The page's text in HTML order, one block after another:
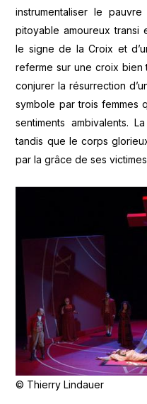
instrumentaliser le
pitoyable amoureux transi
le signe de la Croix et
referme sur une croix
conjurer la résurrection
symbole par trois femmes
sentiments ambivalents.
tandis que le corps
par la grâce de ses
© Thierry Lindauer